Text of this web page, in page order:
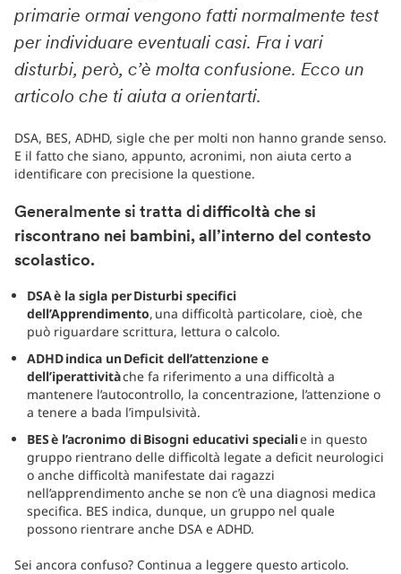
primarie ormai vengono fatti normalmente test
per individuare eventuali casi. Fra i vari
disturbi, però, c’è molta confusione. Ecco un
articolo che ti aiuta a orientarti.
DSA, BES, ADHD, sigle che per molti non hanno grande senso.
E il fatto che siano, appunto, acronimi, non aiuta certo a
identificare con precisione la questione.
Generalmente si tratta didifficoltà che si
riscontrano nei bambini, all’interno del contesto
scolastico.
DSA è la sigla per Disturbi specifici
dell’Apprendimento, una difficoltà particolare, cioè, che
può riguardare scrittura, lettura o calcolo.
ADHD indica un Deficit dell’attenzione e
dell’iperattivitàche fa riferimento a una difficoltà a
mantenere l’autocontrollo, la concentrazione, l’attenzione o
a tenere a bada l’impulsività.
BES è l’acronimo di Bisogni educativi specialie in questo
gruppo rientrano delle difficoltà legate a deficit neurologici
o anche difficoltà manifestate dai ragazzi
nell’apprendimento anche se non c’è una diagnosi medica
specifica. BES indica, dunque, un gruppo nel quale
possono rientrare anche DSA e ADHD.
Sei ancora confuso? Continua a leggere questo articolo.